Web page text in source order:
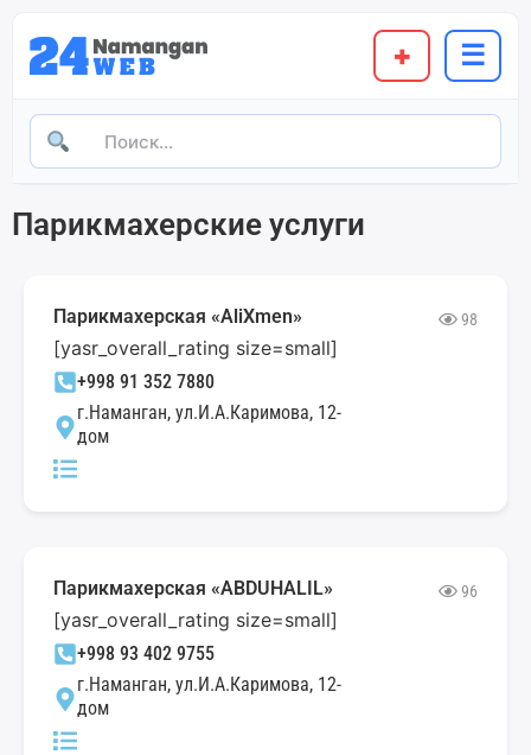
+ ☰
Парикмахерские услуги
Парикмахерская «AliXmen» 98
[yasr_overall_rating size=small]
+998 91 352 7880
г.Наманган, ул.И.А.Каримова, 12-
дом
Парикмахерская «ABDUHALIL» 96
[yasr_overall_rating size=small]
+998 93 402 9755
г.Наманган, ул.И.А.Каримова, 12-
дом